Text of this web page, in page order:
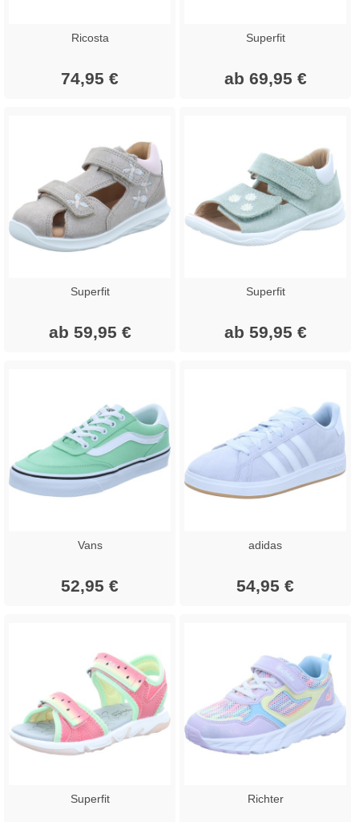
Ricosta
74,95 €
Superfit
ab 69,95 €
Superfit
ab 59,95 €
Superfit
ab 59,95 €
Vans
52,95 €
adidas
54,95 €
Superfit Richter